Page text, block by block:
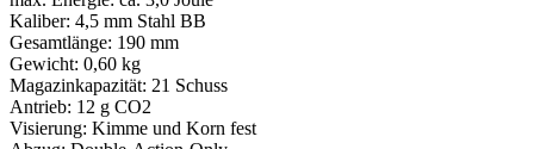
Kaliber: 4,5 mm Stahl BB
Gesamtlänge: 190 mm
Gewicht: 0,60 kg
Magazinkapazität: 21 Schuss
Antrieb: 12 g CO2
Visierung: Kimme und Korn fest